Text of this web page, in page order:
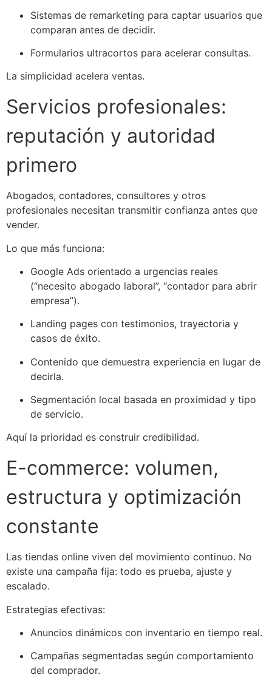
Sistemas de remarketing para captar usuarios que
comparan antes de decidir.
Formularios ultracortos para acelerar consultas.
La simplicidad acelera ventas.
Servicios profesionales:
reputación y autoridad
primero
Abogados, contadores, consultores y otros
profesionales necesitan transmitir confianza antes que
vender.
Lo que más funciona:
Google Ads orientado a urgencias reales
(“necesito abogado laboral”, “contador para abrir
empresa”).
Landing pages con testimonios, trayectoria y
casos de éxito.
Contenido que demuestra experiencia en lugar de
decirla.
Segmentación local basada en proximidad y tipo
de servicio.
Aquí la prioridad es construir credibilidad.
E-commerce: volumen,
estructura y optimización
constante
Las tiendas online viven del movimiento continuo. No
existe una campaña fija: todo es prueba, ajuste y
escalado.
Estrategias efectivas:
Anuncios dinámicos con inventario en tiempo real.
Campañas segmentadas según comportamiento
del comprador.